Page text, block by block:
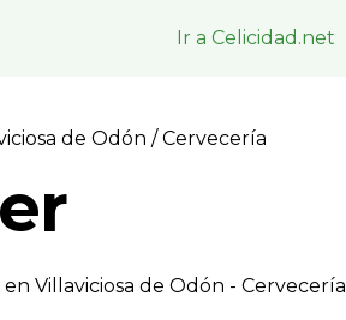
Ir a Celicidad.net
de Odón / Cervecerí­a
Villaviciosa de Odón - Cervecerí­a